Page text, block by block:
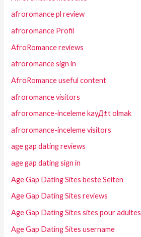
afroromance pl review
afroromance Profil
AfroRomance reviews
afroromance sign in
AfroRomance useful content
afroromance visitors
afroromance-inceleme kayД±t olmak
afroromance-inceleme visitors
age gap dating reviews
age gap dating sign in
Age Gap Dating Sites beste Seiten
Age Gap Dating Sites reviews
Age Gap Dating Sites sites pour adultes
Age Gap Dating Sites username